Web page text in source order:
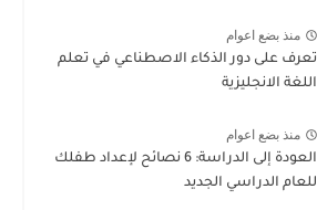
منذ بضع اعوام
تعرف على دور الذكاء الاصطناعي في تعلم
اللغة الانجليزية
منذ بضع اعوام
العودة إلى الدراسة: 6 نصائح لإعداد طفلك
للعام الدراسي الجديد